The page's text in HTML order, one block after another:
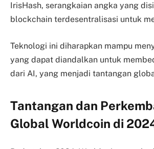
IrisHash, serangkaian angka yang
blockchain terdesentralisasi untuk
Teknologi ini diharapkan mampu
yang dapat diandalkan untuk
dari AI, yang menjadi tantangan
Tantangan dan
Global Worldcoin di